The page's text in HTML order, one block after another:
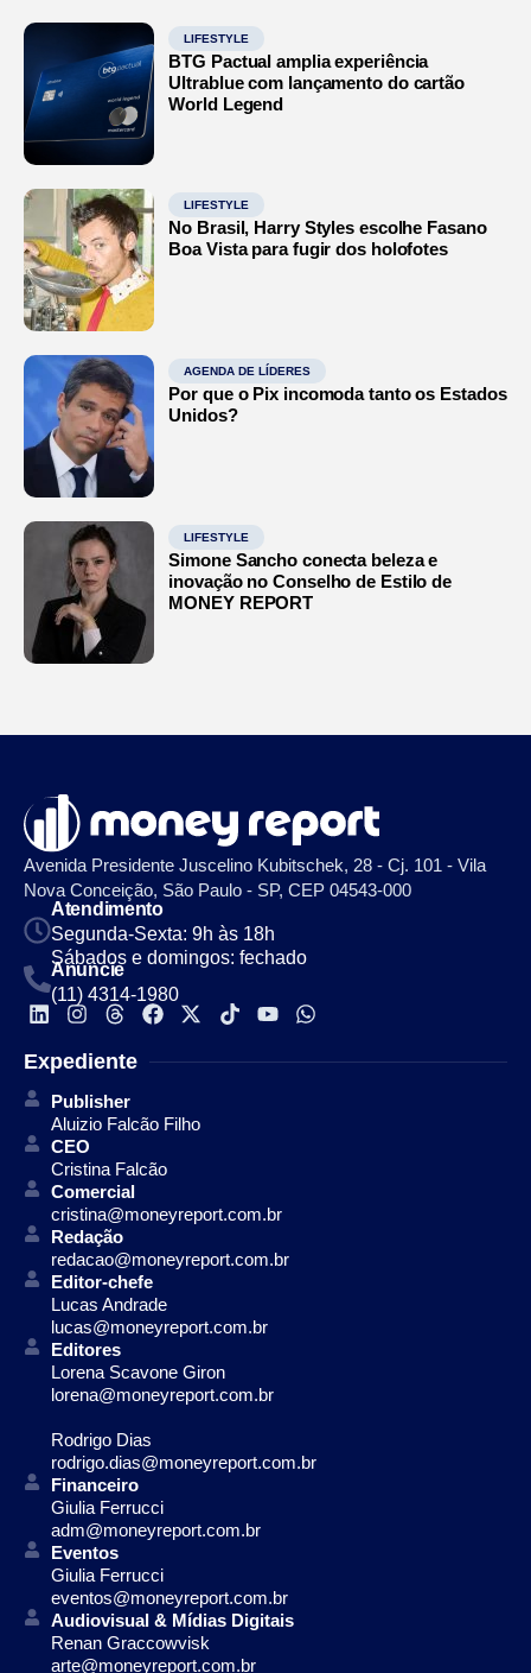
LIFESTYLE
BTG Pactual amplia experiência
Ultrablue com lançamento do cartão
World Legend
LIFESTYLE
No Brasil, Harry Styles escolhe Fasano
Boa Vista para fugir dos holofotes
AGENDA DE LÍDERES
Por que o Pix incomoda tanto os Estados
Unidos?
LIFESTYLE
Simone Sancho conecta beleza e
inovação no Conselho de Estilo de
MONEY REPORT
Avenida Presidente Juscelino Kubitschek, 28 - Cj. 101 - Vila
Nova Conceição, São Paulo - SP, CEP 04543-000
Atendimento
Segunda-Sexta: 9h às 18h
Sábados e domingos: fechado
Anuncie
(11) 4314-1980
Expediente
Publisher
Aluizio Falcão Filho
CEO
Cristina Falcão
Comercial
cristina@moneyreport.com.br
Redação
redacao@moneyreport.com.br
Editor-chefe
Lucas Andrade
lucas@moneyreport.com.br
Editores
Lorena Scavone Giron
lorena@moneyreport.com.br
Rodrigo Dias
rodrigo.dias@moneyreport.com.br
Financeiro
Giulia Ferrucci
adm@moneyreport.com.br
Eventos
Giulia Ferrucci
eventos@moneyreport.com.br
Audiovisual & Mídias Digitais
Renan Graccowvisk
arte@moneyreport.com.br